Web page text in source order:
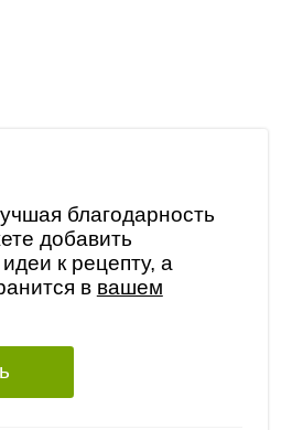
благодарность
добавить
к рецепту, а
в вашем